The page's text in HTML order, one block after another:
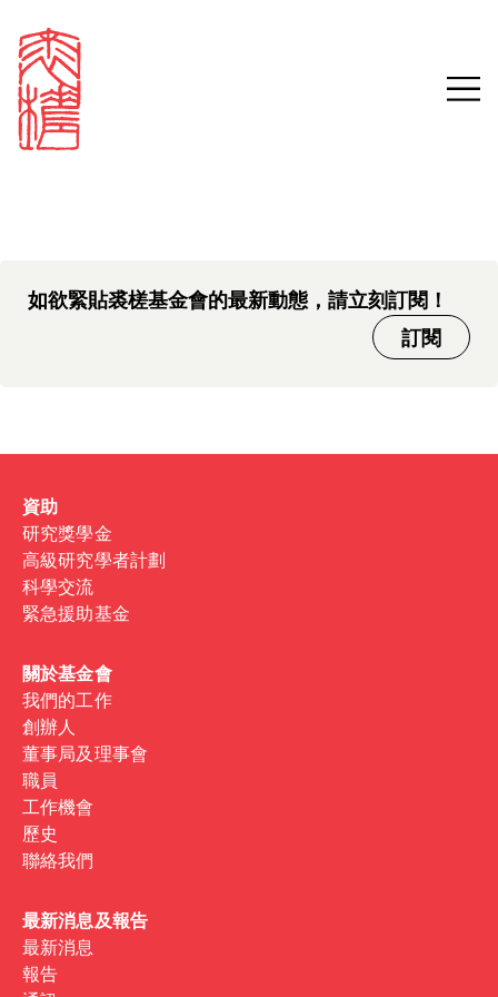
Sign in
Email
Search our stories,
awards, events and
中文版本頁面即將推出，敬請
期待。
如欲緊貼裘槎基金會的最新動態，請立刻訂閱！
訂閱
資助
研究獎學金
高級研究學者計劃
科學交流
緊急援助基金
關於基金會
我們的工作
創辦人
董事局及理事會
職員
工作機會
歷史
聯絡我們
最新消息及報告
最新消息
報告